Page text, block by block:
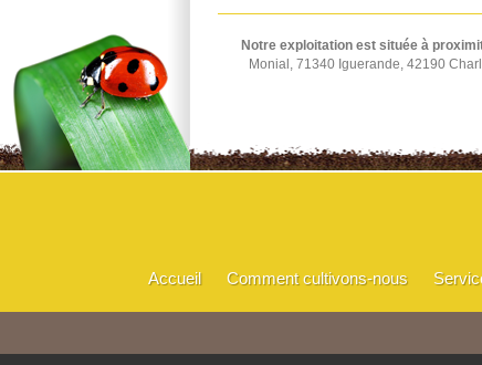
Notre exploitation est située à
Monial, 71340 Iguerande, 42190
Accueil Comment cultivons-nous